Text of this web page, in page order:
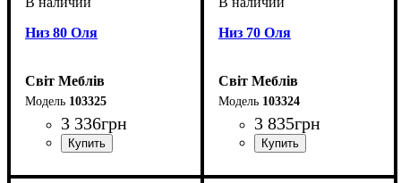
Низ 80 Оля
Світ Меблів
103325
3 336грн
Низ 70 Оля
Світ Меблів
103324
3 835грн